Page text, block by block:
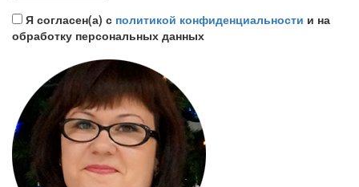
Я согласен(а) с политикой конфиденциальности и на
обработку персональных данных